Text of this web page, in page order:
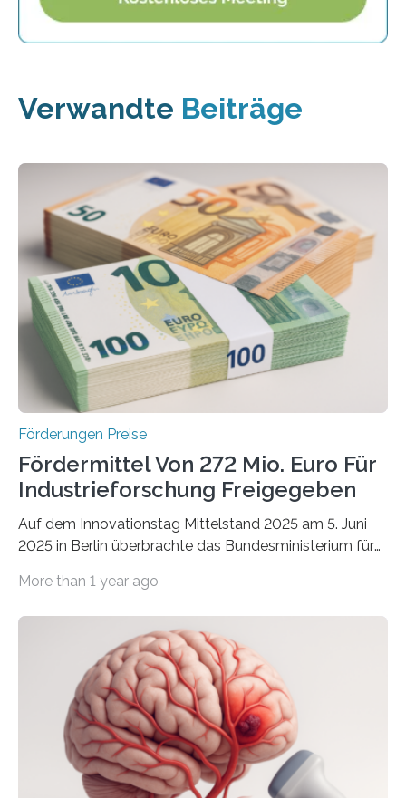
Verwandte Beiträge
Förderungen Preise
Fördermittel Von 272 Mio. Euro Für
Industrieforschung Freigegeben
Auf dem Innovationstag Mittelstand 2025 am 5. Juni
2025 in Berlin überbrachte das Bundesministerium für
Überplanmäßige Verpflichtungsermächtigungen in
Woche vom Haushaltsausschuss freigegeben – unter
anderem zur Unterstützung der
Industrieforschungsprogramme Industrielle
Gemeinschaftsforschung (IGF), Zentrales
Innovationsprogramm Mittelstand (ZIM) und
Innovationskompetenz INNO-KOM. Auf dem
Innovationstag Mittelstand 2025 am 5. Juni 2025 in
Berlin überbrachte das Bundesministerium für
More than 1 year ago